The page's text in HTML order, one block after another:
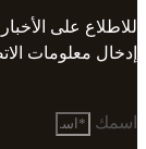
للاطلاع على
إدخال معلومات
اسمك